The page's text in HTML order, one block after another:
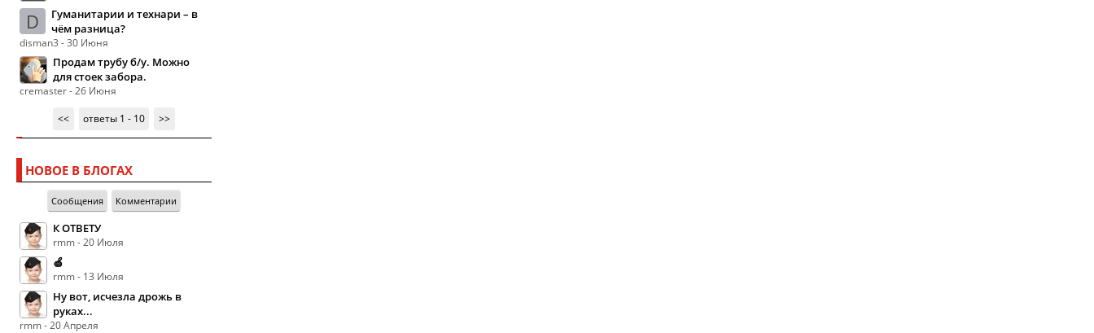
D
Гуманитарии и технари – в
чём разница?
disman3 - 30 Июня
Продам трубу б/у. Можно
для стоек забора.
cremaster - 26 Июня
<<
ответы 1 - 10 >>
НОВОЕ В БЛОГАХ
Сообщения Комментарии
К ОТВЕТУ
rmm - 20 Июля
🍏
rmm - 13 Июля
Ну вот, исчезла дрожь в
руках...
rmm - 20 Апреля